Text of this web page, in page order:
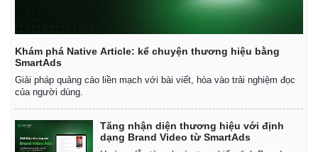
Khám phá Native Article: kể chuyện thương hiệu bằng
SmartAds
Giải pháp quảng cáo liền mạch với bài viết, hòa vào trải nghiệm đọc
của người dùng.
Tăng nhận diện thương hiệu với định
dạng Brand Video từ SmartAds